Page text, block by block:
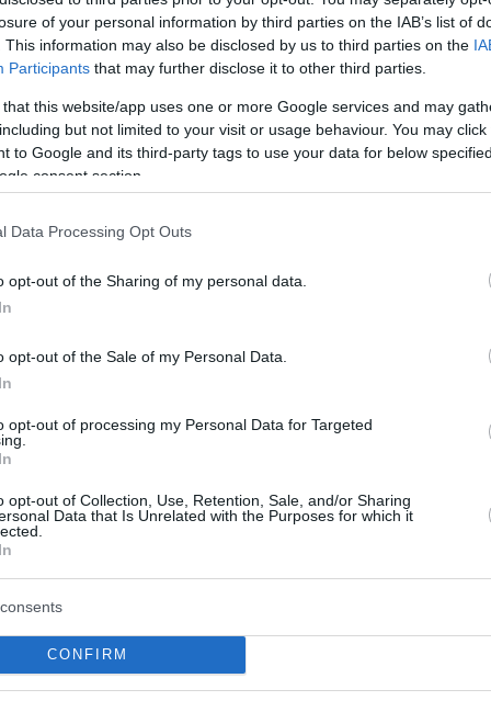
of your personal information by third parties on the IAB’s list of
This information may also be disclosed by us to third parties on the
Participants that may further disclose it to other third parties.
that this website/app uses one or more Google services and may
but not limited to your visit or usage behaviour. You may
to Google and its third-party tags to use your data for below
consent section.
Data Processing Opt Outs
opt-out of the Sharing of my personal data.
opt-out of the Sale of my Personal Data.
opt-out of processing my Personal Data for Targeted
opt-out of Collection, Use, Retention, Sale, and/or Sharing
Data that Is Unrelated with the Purposes for which it
CONFIRM
collapsed and died on Friday after a
Arctic penal colony where he was serving a
the Russian prison service said
ήταν ένα από τα πιθανά σενάρια που
αναλυτές για το τέλος του Ναβάλνι.
σχολιάζουν, οι επικριτές του Ρώσου
για τον «ξαφνικό θάνατό» τους
Δηλητηριασμένο τσάι, πτώση από παράθυρο,
επεισόδιο, εγκεφαλικό, νευρολογικός
πολώνιο,